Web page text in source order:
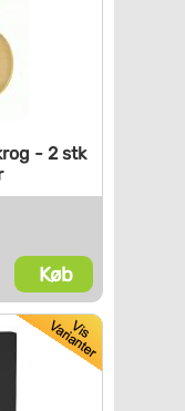
- 2stk
Køb